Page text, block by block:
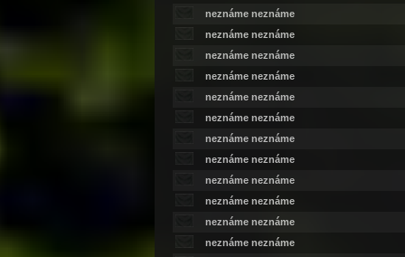
neznáme neznáme
neznáme neznáme
neznáme neznáme
neznáme neznáme
neznáme neznáme
neznáme neznáme
neznáme neznáme
neznáme neznáme
neznáme neznáme
neznáme neznáme
neznáme neznáme
neznáme neznáme